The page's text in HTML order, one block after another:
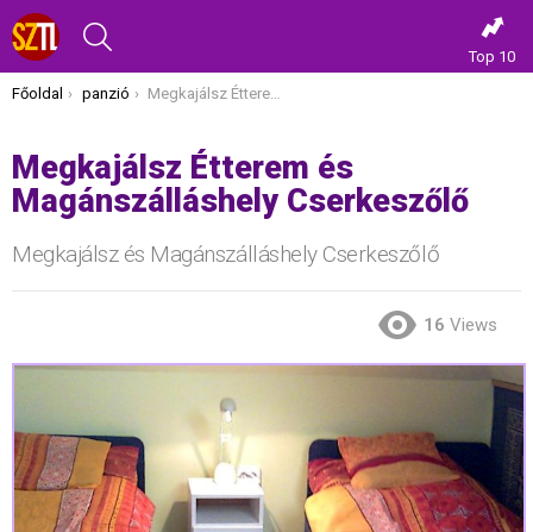
Top 10
Itt vagy most:
Főoldal panzió Megkajálsz Étterem és Magánszálláshely Cserkeszőlő
Megkajálsz Étterem és
Magánszálláshely Cserkeszőlő
Megkajálsz és Magánszálláshely Cserkeszőlő
16 Views